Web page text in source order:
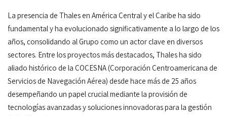
La presencia de Thales en América Central y el Caribe ha sido
fundamental y ha evolucionado significativamente a lo largo de los
años, consolidando al Grupo como un actor clave en diversos
sectores. Entre los proyectos más destacados, Thales ha sido
aliado histórico de la COCESNA (Corporación Centroamericana de
Servicios de Navegación Aérea) desde hace más de 25 años
desempeñando un papel crucial mediante la provisión de
tecnologías avanzadas y soluciones innovadoras para la gestión